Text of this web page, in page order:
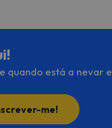
quando está a nevar
me!